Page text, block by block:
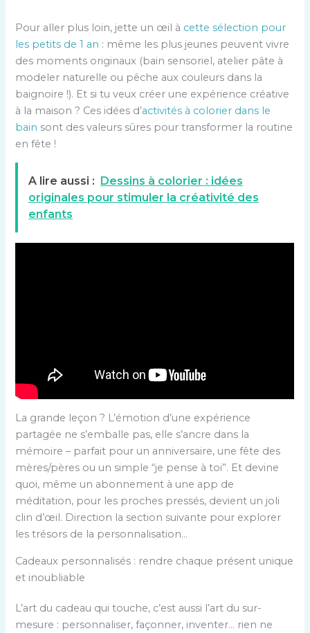
Pour aller plus loin, jette un œil à cette sélection pour
les petits de 1 an : même les plus jeunes peuvent vivre
des moments originaux (bain sensoriel, atelier pâte à
modeler naturelle ou pêche aux couleurs dans la
baignoire !). Et si tu veux créer une expérience créative
à la maison ? Ces idées d’activités à colorier dans le
bain sont des valeurs sûres pour transformer la routine
en fête !
A lire aussi : Dessins à colorier : idées
originales pour stimuler la créativité des
enfants
La grande leçon ? L’émotion d’une expérience
partagée ne s’emballe pas, elle s’ancre dans la
mémoire – parfait pour un anniversaire, une fête des
mères/pères ou un simple “je pense à toi”. Et devine
quoi, même un abonnement à une app de
méditation, pour les proches pressés, devient un joli
clin d’œil. Direction la section suivante pour explorer
les trésors de la personnalisation…
Cadeaux personnalisés : rendre chaque présent unique
et inoubliable
L’art du cadeau qui touche, c’est aussi l’art du sur-
mesure : personnaliser, façonner, inventer… rien ne